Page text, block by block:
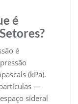
é
é
(kPa).
—
sideral